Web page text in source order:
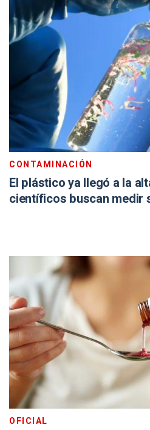
CONTAMINACIÓN
El plástico ya llegó a la
científicos buscan medir
OFICIAL